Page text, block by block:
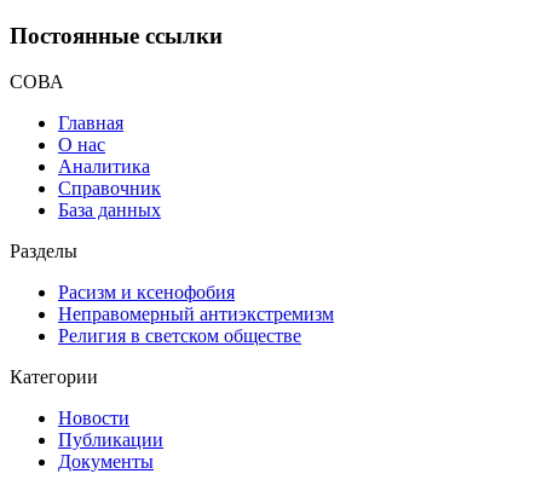
Постоянные ссылки
СОВА
Главная
О нас
Аналитика
Справочник
База данных
Разделы
Расизм и ксенофобия
Неправомерный антиэкстремизм
Религия в светском обществе
Категории
Новости
Публикации
Документы